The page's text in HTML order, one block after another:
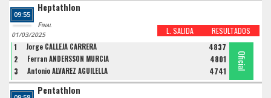
09:55
Heptathlon
Final
L. SALIDA RESULTADOS
01/03/2025
1 Jorge CALLEJA CARRERA 4837
Oficial
2 Ferran ANDERSSON MURCIA 4801 Oficial
3 Antonio ALVAREZ AGUILELLA 4741
Oficial
Pentathlon